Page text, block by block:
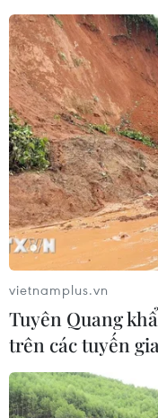
Giao tranh dữ dội
vietnamplus.vn
Tuyên Quang
trên các tuyến